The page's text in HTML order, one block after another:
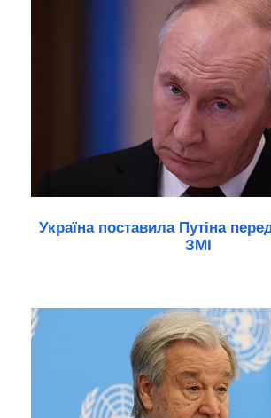
Україна поставила Путіна
ЗМІ